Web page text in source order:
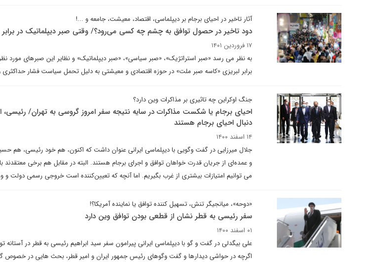
آثار تاخیر در احیای برجام بر دیپلماسی، اقتصاد، معیشت، جامعه و ...!
دود تاخیر در حصول توافق به چشم چه کسی می‌رود؟/ وقتی صبر دیپلماتیک در برابر
۱۷ فروردین ۱۴۰۱
به نظر می رسد «صبر استراتژیک»، «صبر سیاسی»، «صبر دیپلماتیک» و نظایر این صبرهای مورد
برابر لبریزی «کاسه صبر ملت» در حوزه اقتصادی و معیشتی به دلیل تحمل سیاست فشار حداکثری
جنگ اوکراین چه تاثیری بر مذاکرات وین دارد؟
احیای برجام یا شکست مذاکرات در سایه نتیجه سفر امروز گروسی به تهران/ رئیسی،
دنبال احیای برجام هستند
۱۴ اسفند ۱۴۰۰
جلال میرزایی در گفت وگویی با دیپلماسی ایرانی عنوان داشت که اکنون، هم خود رئیسی، هم حسین
و عمده‌ای از جریان قدرت خواهان توافق و اجرای برجام هستند. البته در مقابل هم برخی
می توانیم امتیازات بیشتری از غرب بگیریم. اما آنچه که تعیین‌کننده است خروجی رسمی دولت و
«دوحه»، میانجیگر تنش، تسهیل کننده توافق یا نماینده آمریکا؟!
سفر رئیسی به قطر نشان از قطعی بودن توافق وین دارد
۰۱ اسفند ۱۴۰۰
علی بیگدلی در گفت و گو با دیپلماسی ایرانی پیرامون سفر سید ابراهیم رئیسی به قطر در آستانه
اگرچه در حواشی دیدارها و گفت وگوهای رئیس جمهور ایران و امیر قطر، بحث هایی در